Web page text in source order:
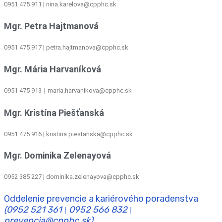
0951 475 911 | nina.karelova@cpphc.sk
Mgr. Petra Hajtmanová
0951 475 917 | petra.hajtmanova@cpphc.sk
Mgr. Mária Harvaníková
0951 475 913 maria.harvanikova@cpphc.sk
Mgr. Kristína Piešťanská
0951 475 916 | kristina.piestanska@cpphc.sk
Mgr. Dominika Zelenayová
0952 385 227 | dominika.zelenayova@cpphc.sk
Oddelenie prevencie a kariérového poradenstva
(0952 521 361
0952 566 832